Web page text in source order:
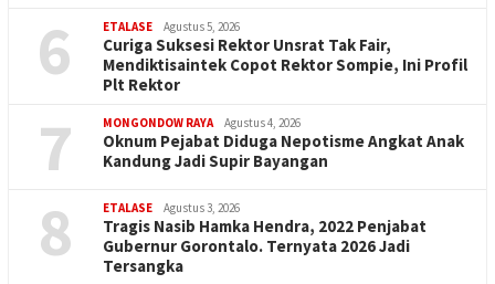
6 ETALASE Agustus 5, 2026
Curiga Suksesi Rektor Unsrat Tak Fair,
Mendiktisaintek Copot Rektor Sompie, Ini Profil
Plt Rektor
7 MONGONDOW RAYA Agustus 4, 2026
Oknum Pejabat Diduga Nepotisme Angkat Anak
Kandung Jadi Supir Bayangan
8 ETALASE Agustus 3, 2026
Tragis Nasib Hamka Hendra, 2022 Penjabat
Gubernur Gorontalo. Ternyata 2026 Jadi
Tersangka